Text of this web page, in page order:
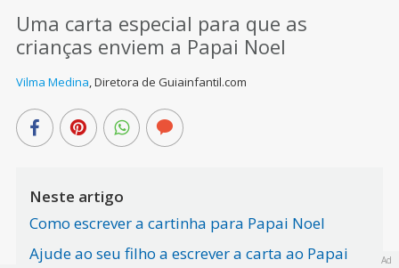
Uma carta especial para que as
crianças enviem a Papai Noel
Vilma Medina,Diretora de Guiainfantil.com
Neste artigo
Como escrever a cartinha para Papai Noel
Ajude ao seu filho a escrever a carta ao Papai
Ad